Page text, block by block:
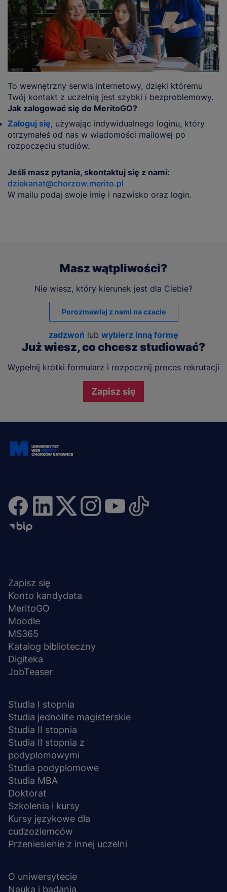
To wewnętrzny serwis internetowy, dzięki któremu
Twój kontakt z uczelnią jest szybki i bezproblemowy.
Jak zalogować się do MeritoGO?
Zaloguj się, używając indywidualnego loginu, który
otrzymałeś od nas w wiadomości mailowej po
rozpoczęciu studiów.
Jeśli masz pytania, skontaktuj się z nami:
dziekanat@chorzow.merito.pl
W mailu podaj swoje imię i nazwisko oraz login.
Masz wątpliwości?
Nie wiesz, który kierunek jest dla Ciebie?
Porozmawiaj z nami na czacie
zadzwoń lub wybierz inną formę
Już wiesz, co chcesz studiować?
Wypełnij krótki formularz i rozpocznij proces rekrutacji
Zapisz się
stopka
Zapisz się
Konto kandydata
MeritoGO
Moodle
MS365
Katalog biblioteczny
Digiteka
JobTeaser
Studia I stopnia
Studia jednolite magisterskie
Studia II stopnia
Studia II stopnia z
podyplomowymi
Studia podyplomowe
Studia MBA
Doktorat
Szkolenia i kursy
Kursy językowe dla
cudzoziemców
Przeniesienie z innej uczelni
O uniwersytecie
Nauka i badania